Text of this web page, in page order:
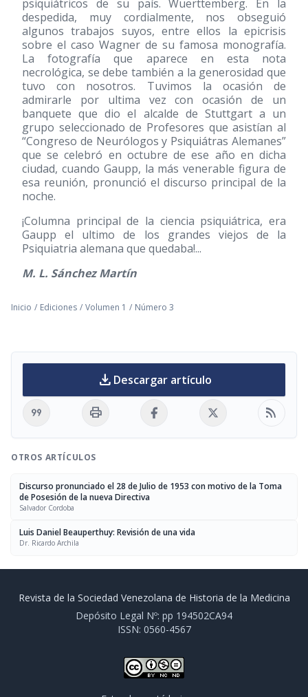
psiquiátricos de su país. Wuerttemberg. En la
despedida, muy cordialmente, nos obseguió
algunos trabajos suyos, entre ellos la epicrisis
sobre el caso Wagner de su famosa monografía.
La fotografía que aparece en esta nota
necrológica, se debe también a la generosidad que
tuvo con nosotros. Tuvimos la ocasión de
admirarle por ultima vez con ocasión de un
banquete que dio el alcalde de Stuttgart a un
grupo seleccionado de Profesores que asistían al
“Congreso de Neurólogos y Psiquiátras Alemanes”
que se celebró en octubre de ese año en dicha
ciudad, cuando Gaupp, la más venerable figura de
esa reunión, pronunció el discurso principal de la
noche.
¡Columna principal de la ciencia psiquiátrica, era
Gaupp el ultimo de los grandes viejos de la
Psiquiatria alemana que quedaba!...
M. L. Sánchez Martín
Inicio / Ediciones / Volumen 1 / Número 3
download Descargar artículo
format_quote print rss_feed
OTROS ARTÍCULOS
Discurso pronunciado el 28 de Julio de 1953 con motivo de la Toma
de Posesión de la nueva Directiva
Salvador Cordoba
Luis Daniel Beauperthuy: Revisión de una vida
Dr. Ricardo Archila
Revista de la Sociedad Venezolana de Historia de la Medicina
Depósito Legal Nº: pp 194502CA94
ISSN: 0560-4567